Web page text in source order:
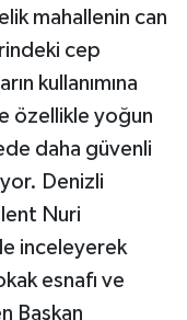
mahallenin can
cep
kullanımına
özellikle yoğun
daha güvenli
Denizli
Nuri
inceleyerek
esnafı ve
Başkan